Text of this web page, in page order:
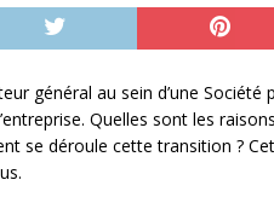
général au sein d’une Société
Quelles sont les
se déroule cette transition ?